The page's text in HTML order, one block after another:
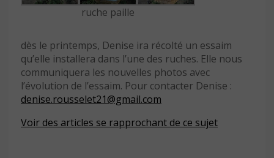
ruche paille
dès le printemps, Denise ira récolté un essaim
qu’elle installera dans l’une des ruches. Elle nous
communiquera les nouvelles photos avec
l’évolution de l’essaim. Pour contacter Denise :
denise.rousselet21@gmail.com
Voir des articles se rapprochant de ce sujet